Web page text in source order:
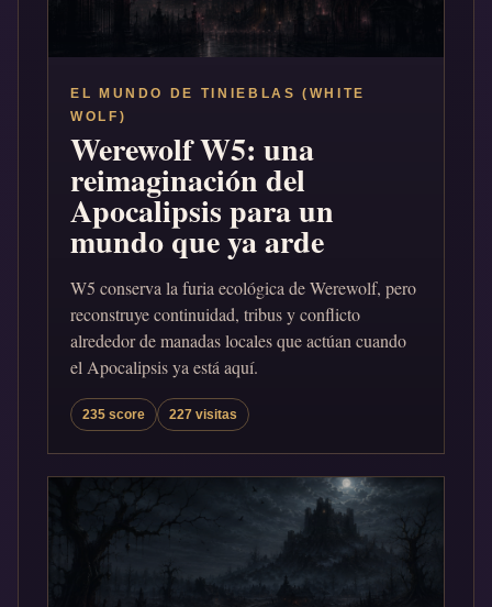
EL MUNDO DE TINIEBLAS (WHITE
WOLF)
Werewolf W5: una
reimaginación del
Apocalipsis para un
mundo que ya arde
W5 conserva la furia ecológica de Werewolf, pero
reconstruye continuidad, tribus y conflicto
alrededor de manadas locales que actúan cuando
el Apocalipsis ya está aquí.
235 score 227 visitas